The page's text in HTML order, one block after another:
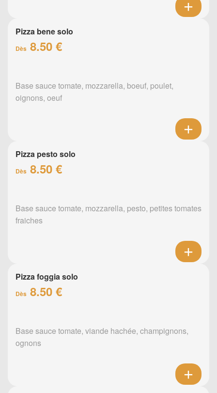
Pizza bene solo
Dès 8.50 €
Base sauce tomate, mozzarella, boeuf, poulet,
oignons, oeuf
Pizza pesto solo
Dès 8.50 €
Base sauce tomate, mozzarella, pesto, petites tomates
fraiches
Pizza foggia solo
Dès 8.50 €
Base sauce tomate, viande hachée, champignons,
ognons